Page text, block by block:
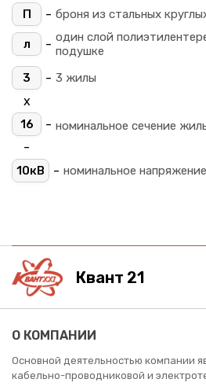
П
- броня из стальных
л - один слой
подушке
3
- 3 жилы
х
16 - номинальное сечение
-
10кВ - номинальное
Квант 21
О КОМПАНИИ
Основной деятельностью компании
кабельно-проводниковой и